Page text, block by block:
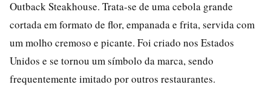
Outback Steakhouse. Trata-se de uma cebola grande
cortada em formato de flor, empanada e frita, servida com
um molho cremoso e picante. Foi criado nos Estados
Unidos e se tornou um símbolo da marca, sendo
frequentemente imitado por outros restaurantes.